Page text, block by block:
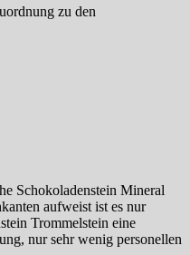
zu den
Schokoladenstein Mineral
aufweist ist es nur
Trommelstein eine
nur sehr wenig personellen